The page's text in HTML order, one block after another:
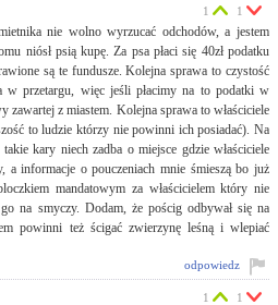
nie wolno wyrzucać odchodów, a jestem
niósł psią kupę. Za psa płaci się 40zł podatku
są te fundusze. Kolejna sprawa to czystość
w przetargu, więc jeśli płacimy na to podatki w
zawartej z miastem. Kolejna sprawa to właściciele
to ludzie którzy nie powinni ich posiadać). Na
kary niech zadba o miejsce gdzie właściciele
a informacje o pouczeniach mnie śmieszą bo już
mandatowym za właścicielem który nie
na smyczy. Dodam, że pościg odbywał się na
powinni też ścigać zwierzynę leśną i wlepiać
1 1
odpowiedz
1 1